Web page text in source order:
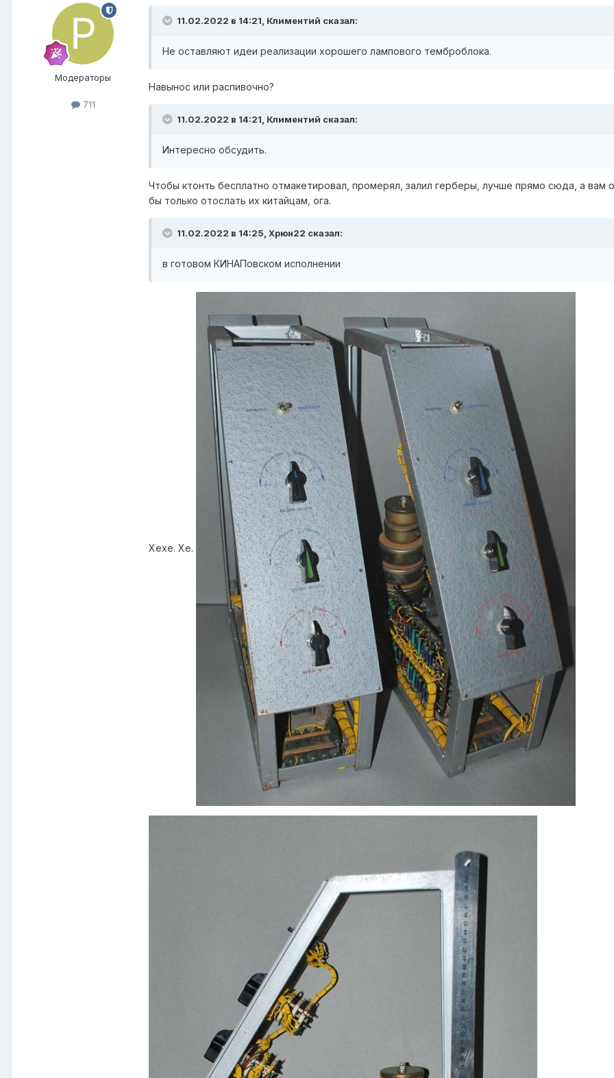
Модераторы
711
11.02.2022 в 14:21, Климентий сказал:
Не оставляют идеи реализации хорошего лампового темброблока.
Навынос или распивочно?
11.02.2022 в 14:21, Климентий сказал:
Интересно обсудить.
Чтобы ктонть бесплатно отмакетировал, промерял, залил герберы, лучше прямо сюда, а вам
бы только отослать их китайцам, ога.
11.02.2022 в 14:25, Xpюн22 сказал:
в готовом КИНАПовском исполнении
Хехе. Хе.